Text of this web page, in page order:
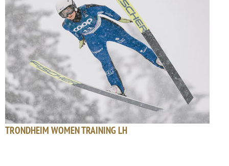
TRONDHEIM WOMEN TRAINING LH